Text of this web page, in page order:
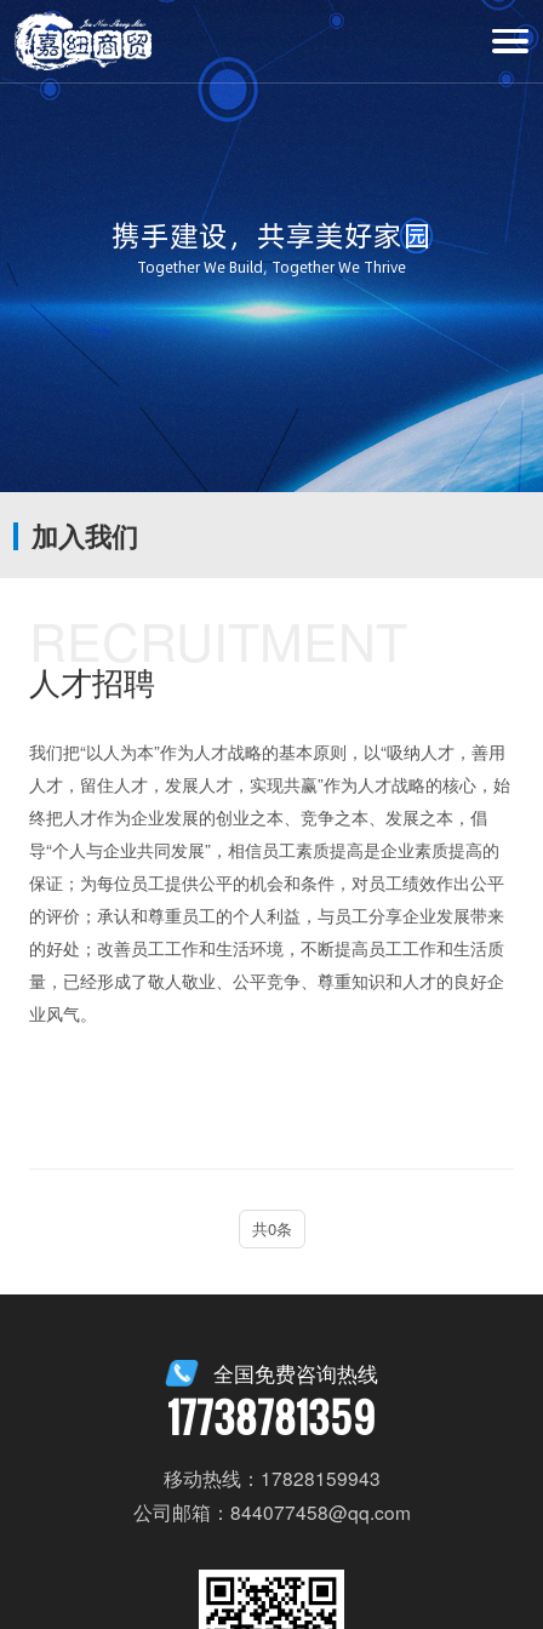
携手建设，共享美好家园
Together We Build, Together We Thrive
加入我们
人才招聘
我们把“以人为本”作为人才战略的基本原则，以“吸纳人才，善用
人才，留住人才，发展人才，实现共赢”作为人才战略的核心，始
终把人才作为企业发展的创业之本、竞争之本、发展之本，倡
导“个人与企业共同发展”，相信员工素质提高是企业素质提高的
保证；为每位员工提供公平的机会和条件，对员工绩效作出公平
的评价；承认和尊重员工的个人利益，与员工分享企业发展带来
的好处；改善员工工作和生活环境，不断提高员工工作和生活质
量，已经形成了敬人敬业、公平竞争、尊重知识和人才的良好企
业风气。
共0条
全国免费咨询热线
17738781359
移动热线：17828159943
公司邮箱：844077458@qq.com